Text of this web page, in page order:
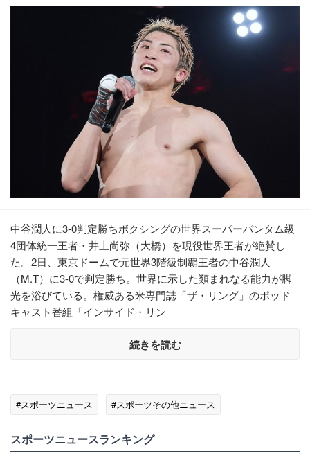
中谷潤人に3-0判定勝ちボクシングの世界スーパーバンタム級
4団体統一王者・井上尚弥（大橋）を現役世界王者が絶賛し
た。2日、東京ドームで元世界3階級制覇王者の中谷潤人
（M.T）に3-0で判定勝ち。世界に示した類まれなる能力が脚
光を浴びている。権威ある米専門誌「ザ・リング」のポッド
キャスト番組「インサイド・リン
続きを読む
#スポーツニュース #スポーツその他ニュース
スポーツニュースランキング